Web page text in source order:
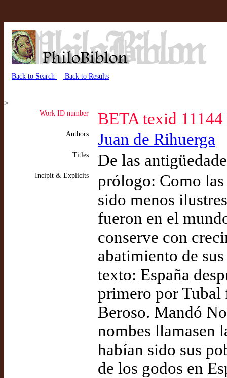
Back to Search Back to Results
>
Work ID number BETA texid 11144
Authors Juan de Rihuerga
Titles De las
Incipit & Explicits
prólogo: Como las
sido menos
fueron en el
conserve con
abatimiento de
texto: España
primero por Tubal
Beroso. Mandó
nombes llamasen
habían sido sus
de los godos en